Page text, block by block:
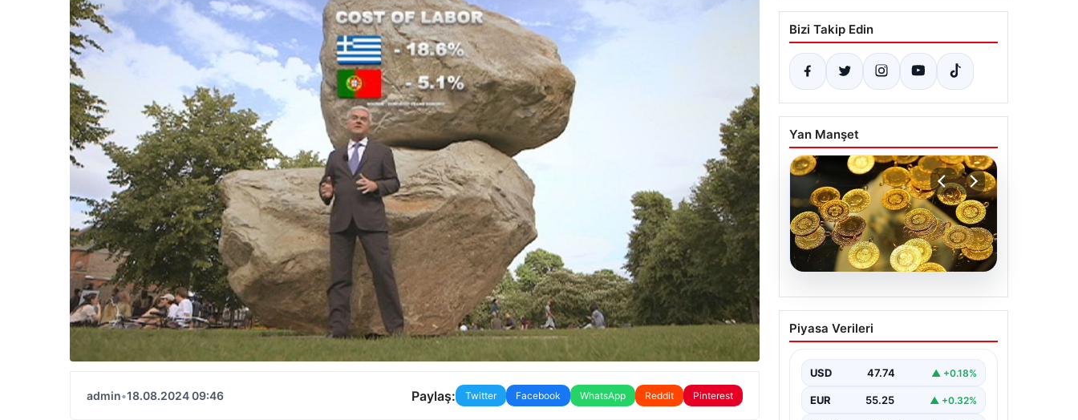
admin•18.08.2024 09:46 Paylaş: Twitter Facebook WhatsApp Reddit Pinterest
Bizi Takip Edin
Yan Manşet
07.08.2026
Altın fiyatları canlı 7
Nisan 2026: Altın
oldu?
Piyasa Verileri
USD 47.74 ▲ +0.18%
EUR 55.25 ▲ +0.32%